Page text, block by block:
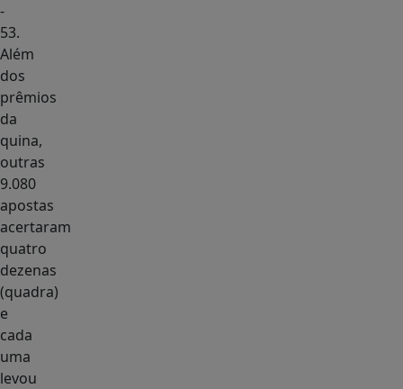
-
53.
Além
dos
prêmios
da
quina,
outras
9.080
apostas
acertaram
quatro
dezenas
(quadra)
e
cada
uma
levou